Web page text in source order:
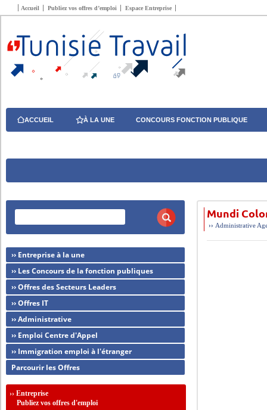
Accueil Publiez vos offres d’emploi Espace Entreprise
ACCUEIL À LA UNE CONCOURS FONCTION PUBLIQUE
Mundi
›› Administrative
›› Entreprise à la une
›› Les Concours de la fonction publiques
›› Offres des Secteurs Leaders
›› Offres IT
›› Administrative
›› Emploi Centre d'Appel
›› Immigration emploi à l'étranger
Parcourir les Offres
››Entreprise
Publiez vos offres d'emploi